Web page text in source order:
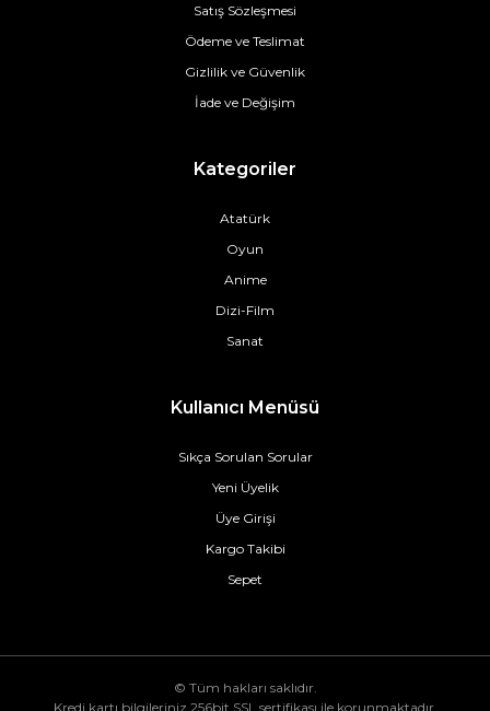
Satış Sözleşmesi
Ödeme ve Teslimat
Gizlilik ve Güvenlik
İade ve Değişim
Kategoriler
Atatürk
Oyun
Anime
Dizi-Film
Sanat
Kullanıcı Menüsü
Sıkça Sorulan Sorular
Yeni Üyelik
Üye Girişi
Kargo Takibi
Sepet
© Tüm hakları saklıdır.
Kredi kartı bilgileriniz 256bit SSL sertifikası ile korunmaktadır.